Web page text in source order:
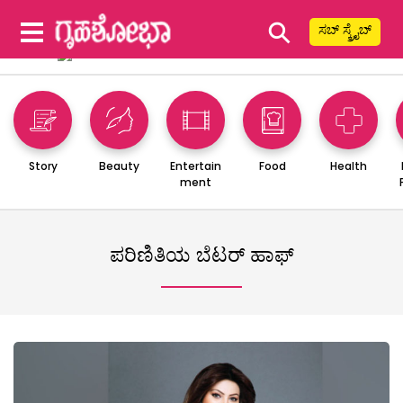
⚲ ಸಬ್ ಸ್ಕ್ರೈಬ್
Story Beauty
Entertain
ment
Food Health
ಪರಿಣಿತಿಯ ಬೆಟರ್ ಹಾಫ್